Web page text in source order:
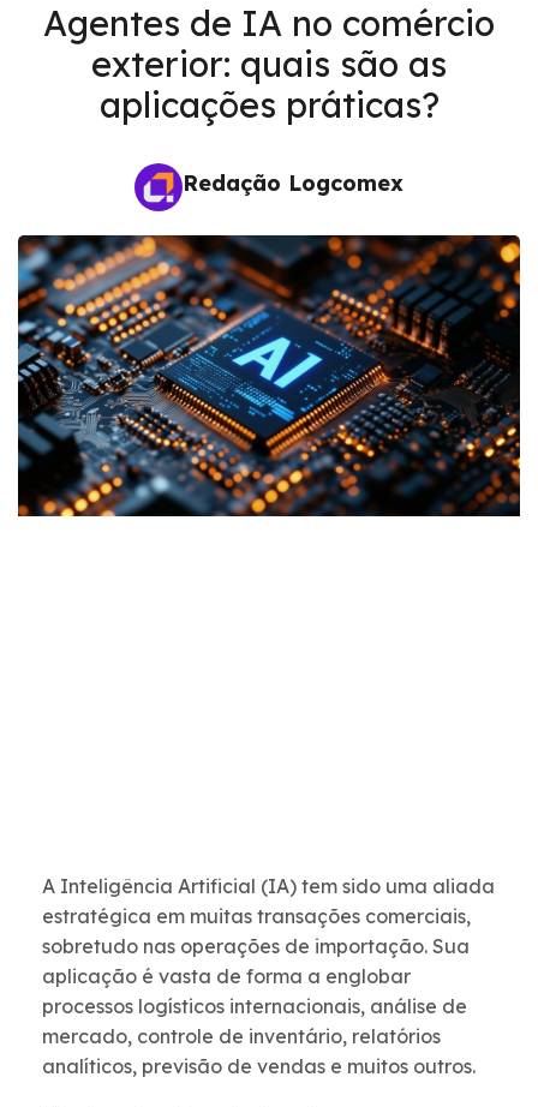
Agentes de IA no comércio
exterior: quais são as
aplicações práticas?
Redação Logcomex
A Inteligência Artificial (IA) tem sido uma aliada
estratégica em muitas transações comerciais,
sobretudo nas operações de importação. Sua
aplicação é vasta de forma a englobar
processos logísticos internacionais, análise de
mercado, controle de inventário, relatórios
analíticos, previsão de vendas e muitos outros.